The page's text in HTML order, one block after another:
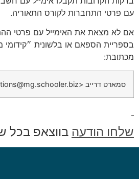
עם פרטי התחברות לקורס התאוריה.
אם לא מצאת את האימייל עם פרטי
בספריית הספאם או בלשונית ״קידומי
מכתובת:
סמארט דרייב <
שלחו הודעה בווצאפ בכל